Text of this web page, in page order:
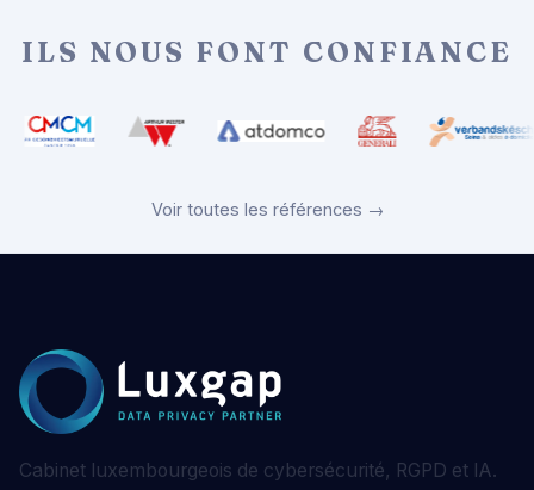
ILS NOUS FONT CONFIANCE
Voir toutes les références →
Cabinet luxembourgeois de cybersécurité, RGPD et IA.